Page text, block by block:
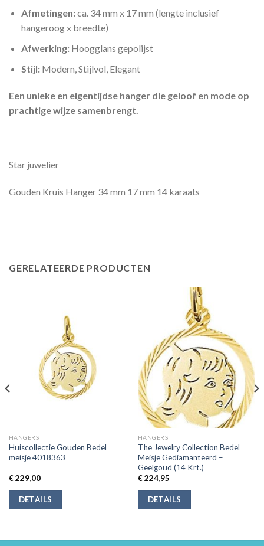
Afmetingen:ca. 34 mm x 17 mm (lengte inclusief
hangeroog x breedte)
Afwerking:Hoogglans gepolijst
Stijl:Modern, Stijlvol, Elegant
Een unieke en eigentijdse hanger die geloof en mode op
prachtige wijze samenbrengt.
Star juwelier
Gouden Kruis Hanger 34 mm 17 mm 14 karaats
GERELATEERDE PRODUCTEN
HANGERS
Huiscollectie Gouden Bedel
meisje 4018363
€229,00
DETAILS
HANGERS
The Jewelry Collection Bedel
Meisje Gediamanteerd –
Geelgoud (14 Krt.)
€224,95
DETAILS